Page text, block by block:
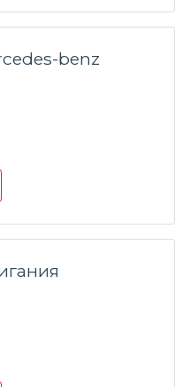
benz